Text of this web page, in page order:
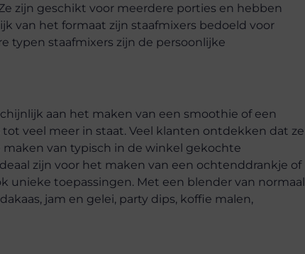
zijn geschikt voor meerdere porties en hebben
van het formaat zijn staafmixers bedoeld voor
typen staafmixers zijn de persoonlijke
aan het maken van een smoothie of een
veel meer in staat. Veel klanten ontdekken dat ze
van typisch in de winkel gekochte
zijn voor het maken van een ochtenddrankje of
unieke toepassingen. Met een blender van normaal
jam en gelei, party dips, koffie malen,